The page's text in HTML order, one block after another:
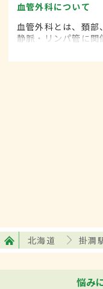
血管外科について
血管外科とは、頚部
静脈・リンパ管に関
的な方法によって
り専門としています
北海道 掛澗
悩み